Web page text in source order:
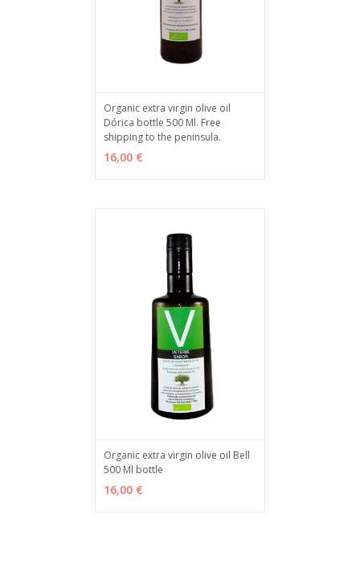
ADD TO CART MÁS INFO
Organic extra virgin olive oil
Dórica bottle 500 Ml. Free
shipping to the peninsula.
16,00 €
ADD TO CART
Organic extra virgin olive oil Bell
500 Ml bottle
16,00 €